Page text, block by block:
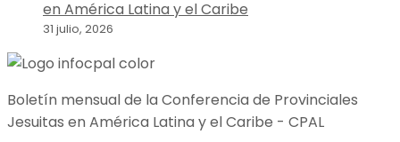
en América Latina y el Caribe
31 julio, 2026
Boletín mensual de la Conferencia de Provinciales
Jesuitas en América Latina y el Caribe - CPAL